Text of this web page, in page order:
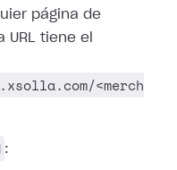
página de
URL tiene el
<merch
: